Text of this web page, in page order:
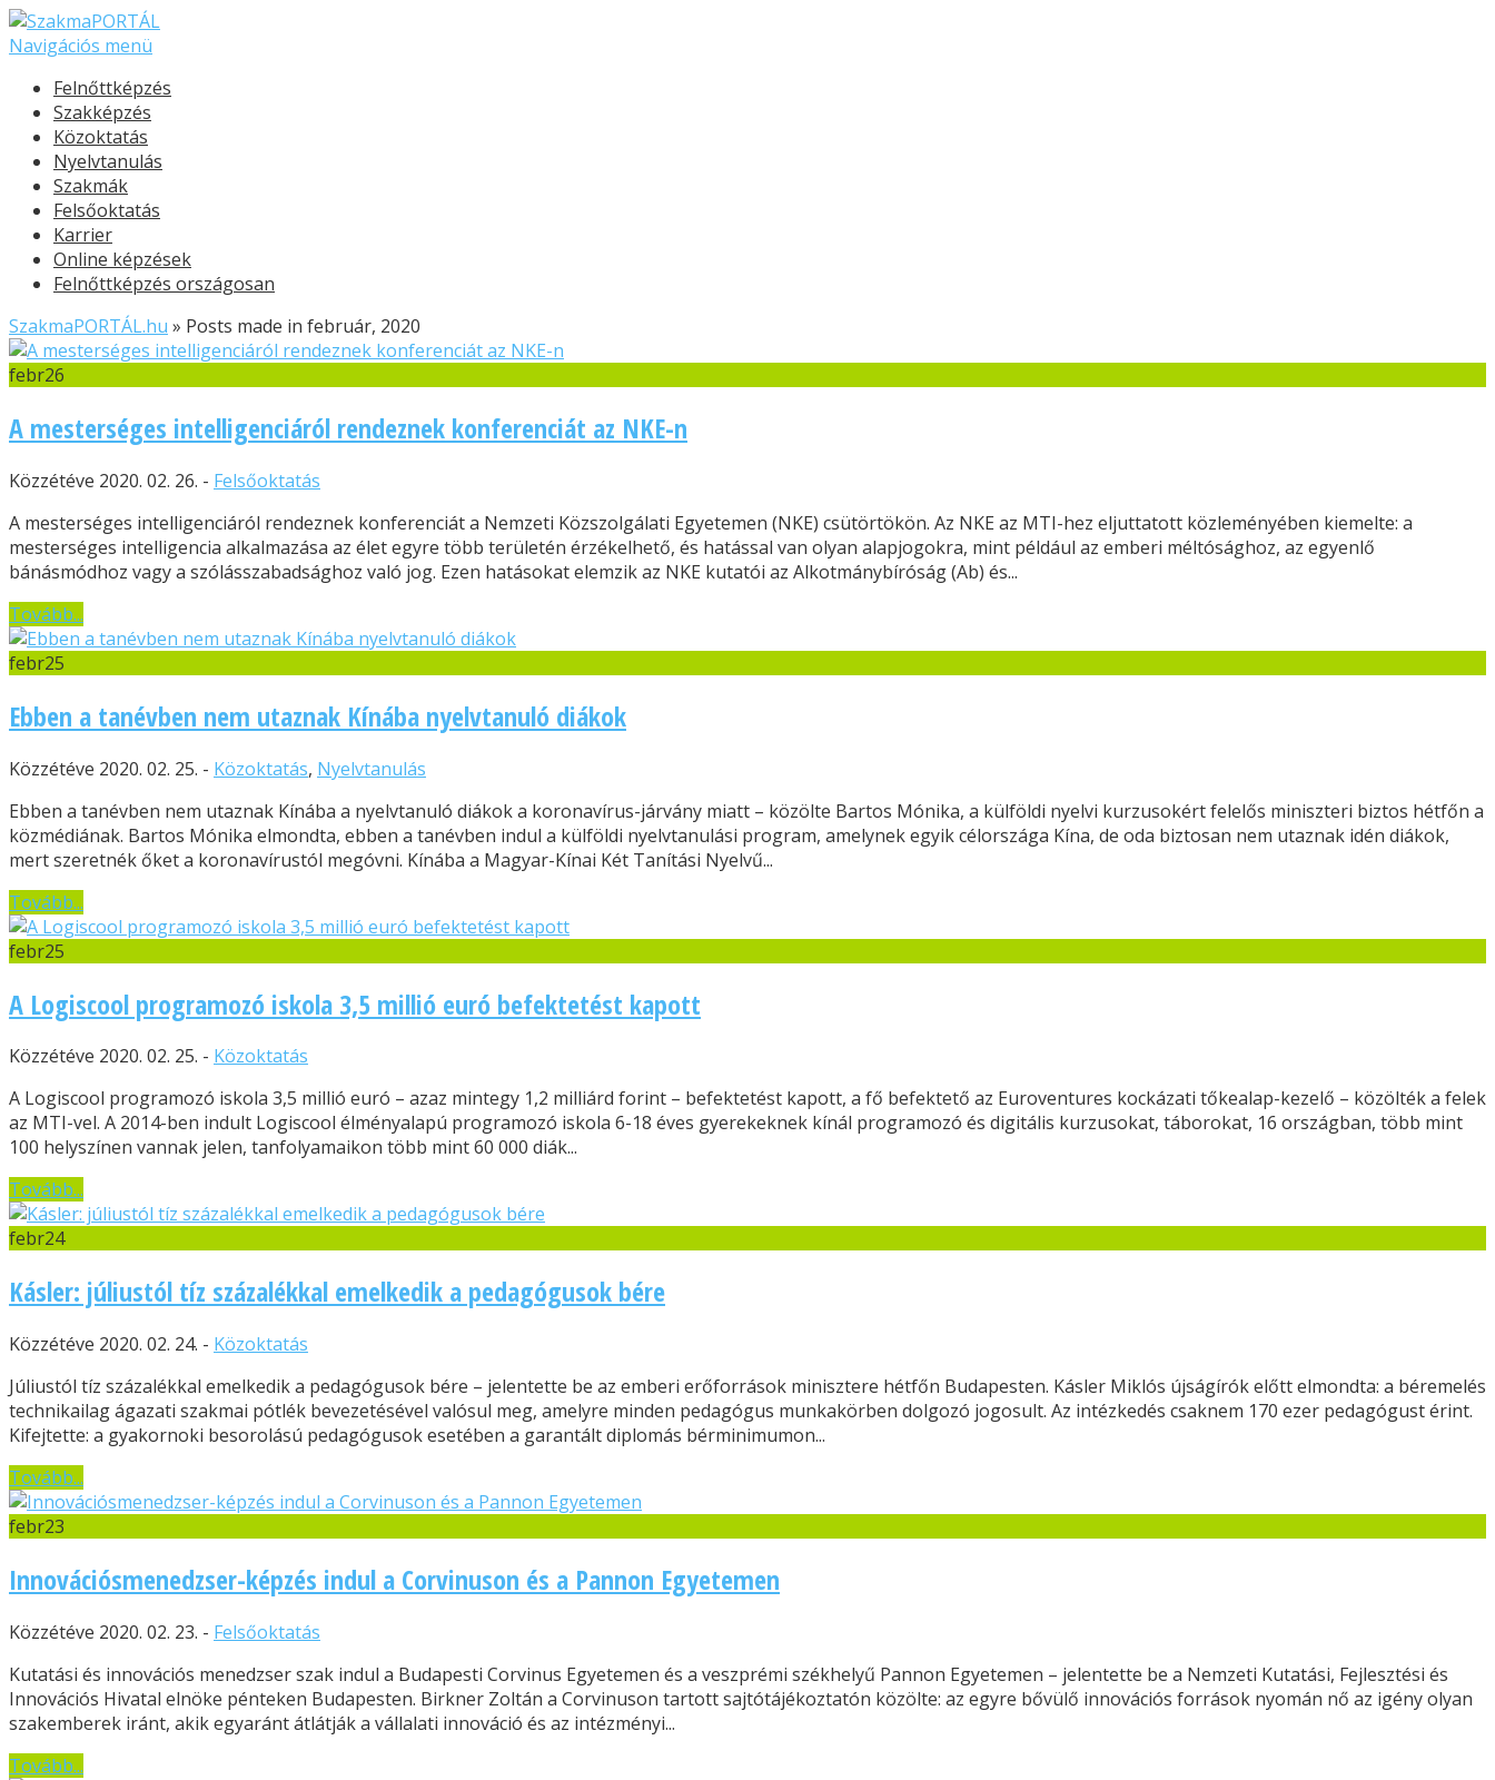
Navigációs menü
Felnőttképzés
Szakképzés
Közoktatás
Nyelvtanulás
Szakmák
Felsőoktatás
Karrier
Online képzések
Felnőttképzés országosan
SzakmaPORTÁL.hu » Posts made in február, 2020
febr26
A mesterséges intelligenciáról rendeznek konferenciát az NKE-n
Közzétéve 2020. 02. 26. - Felsőoktatás
A mesterséges intelligenciáról rendeznek konferenciát a Nemzeti Közszolgálati Egyetemen (NKE) csütörtökön. Az NKE az MTI-hez eljuttatott közleményében kiemelte: a
mesterséges intelligencia alkalmazása az élet egyre több területén érzékelhető, és hatással van olyan alapjogokra, mint például az emberi méltósághoz, az egyenlő
bánásmódhoz vagy a szólásszabadsághoz való jog. Ezen hatásokat elemzik az NKE kutatói az Alkotmánybíróság (Ab) és...
Tovább...
febr25
Ebben a tanévben nem utaznak Kínába nyelvtanuló diákok
Közzétéve 2020. 02. 25. - Közoktatás, Nyelvtanulás
Ebben a tanévben nem utaznak Kínába a nyelvtanuló diákok a koronavírus-járvány miatt – közölte Bartos Mónika, a külföldi nyelvi kurzusokért felelős miniszteri biztos hétfőn a
közmédiának. Bartos Mónika elmondta, ebben a tanévben indul a külföldi nyelvtanulási program, amelynek egyik célországa Kína, de oda biztosan nem utaznak idén diákok,
mert szeretnék őket a koronavírustól megóvni. Kínába a Magyar-Kínai Két Tanítási Nyelvű...
Tovább...
febr25
A Logiscool programozó iskola 3,5 millió euró befektetést kapott
Közzétéve 2020. 02. 25. - Közoktatás
A Logiscool programozó iskola 3,5 millió euró – azaz mintegy 1,2 milliárd forint – befektetést kapott, a fő befektető az Euroventures kockázati tőkealap-kezelő – közölték a felek
az MTI-vel. A 2014-ben indult Logiscool élményalapú programozó iskola 6-18 éves gyerekeknek kínál programozó és digitális kurzusokat, táborokat, 16 országban, több mint
100 helyszínen vannak jelen, tanfolyamaikon több mint 60 000 diák...
Tovább...
febr24
Kásler: júliustól tíz százalékkal emelkedik a pedagógusok bére
Közzétéve 2020. 02. 24. - Közoktatás
Júliustól tíz százalékkal emelkedik a pedagógusok bére – jelentette be az emberi erőforrások minisztere hétfőn Budapesten. Kásler Miklós újságírók előtt elmondta: a béremelés
technikailag ágazati szakmai pótlék bevezetésével valósul meg, amelyre minden pedagógus munkakörben dolgozó jogosult. Az intézkedés csaknem 170 ezer pedagógust érint.
Kifejtette: a gyakornoki besorolású pedagógusok esetében a garantált diplomás bérminimumon...
Tovább...
febr23
Innovációsmenedzser-képzés indul a Corvinuson és a Pannon Egyetemen
Közzétéve 2020. 02. 23. - Felsőoktatás
Kutatási és innovációs menedzser szak indul a Budapesti Corvinus Egyetemen és a veszprémi székhelyű Pannon Egyetemen – jelentette be a Nemzeti Kutatási, Fejlesztési és
Innovációs Hivatal elnöke pénteken Budapesten. Birkner Zoltán a Corvinuson tartott sajtótájékoztatón közölte: az egyre bővülő innovációs források nyomán nő az igény olyan
szakemberek iránt, akik egyaránt átlátják a vállalati innováció és az intézményi...
Tovább...